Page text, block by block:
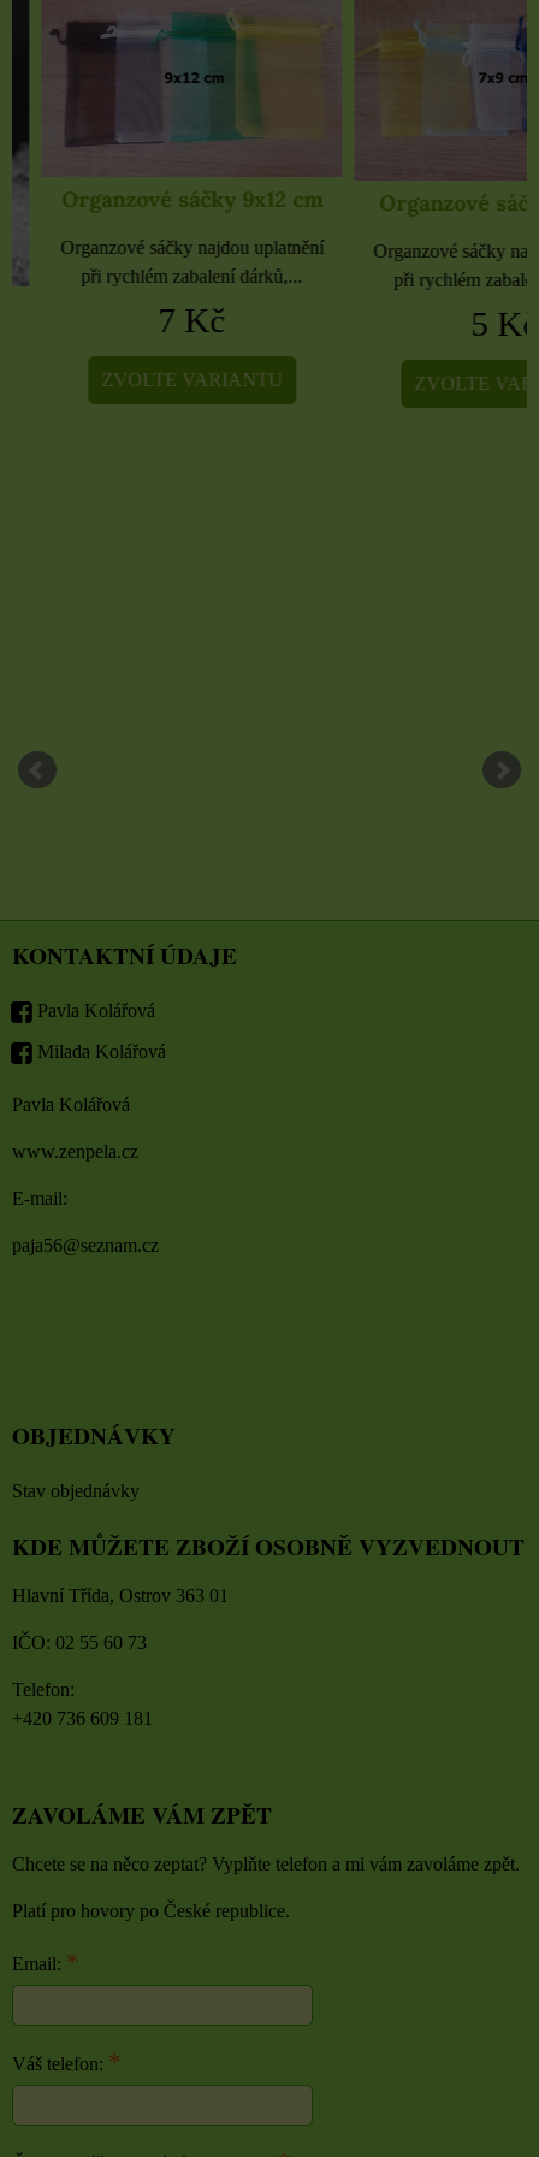
Organzové sáčky 9x12 cm
Organzové sáčky najdou uplatnění
při rychlém zabalení dárků,...
7 Kč
ZVOLTE VARIANTU
Organzové sáčky
Organzové sáčky
při rychlém zabalení
5 Kč
ZVOLTE
KONTAKTNÍ ÚDAJE
Pavla Kolářová
Milada Kolářová
Pavla Kolářová
www.zenpela.cz
E-mail:
paja56@seznam.cz
OBJEDNÁVKY
Stav objednávky
KDE MŮŽETE ZBOŽÍ OSOBNĚ VYZVEDNOUT
Hlavní Třída, Ostrov 363 01
IČO: 02 55 60 73
Telefon:
+420 736 609 181
ZAVOLÁME VÁM ZPĚT
Chcete se na něco zeptat? Vyplňte telefon a mi vám zavoláme zpět.
Platí pro hovory po České republice.
Email: *
Váš telefon: *